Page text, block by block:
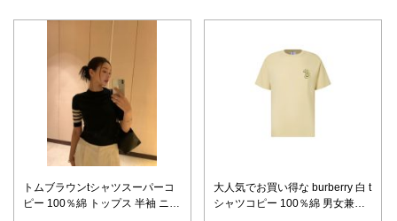
トムブラウンtシャツスーパーコ
ピー 100％綿 トップス 半袖 ニッ
大人気でお買い得な burberry 白 t
シャツコピー 100％綿 男女兼用